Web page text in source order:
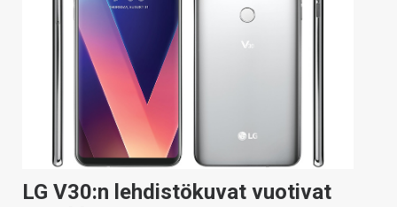
LG V30:n lehdistökuvat vuotivat